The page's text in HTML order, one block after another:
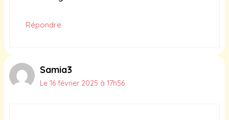
Répondre
Samia3
Le 16 février 2025 à 17h56